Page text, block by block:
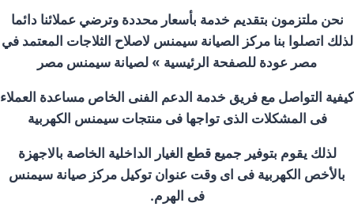
نحن ملتزمون بتقديم خدمة بأسعار محددة وترضي عملائنا دائما
لذلك اتصلوا بنا مركز الصيانة سيمنس لاصلاح الثلاجات المعتمد في
مصر عودة للصفحة الرئيسية » لصيانة سيمنس مصر
كيفية التواصل مع فريق خدمة الدعم الفنى الخاص مساعدة العملاء
فى المشكلات الذى تواجها فى منتجات سيمنس الكهربية
لذلك يقوم بتوفير جميع قطع الغيار الداخلية الخاصة بالاجهزة
بالأخص الكهربية فى اى وقت عنوان توكيل مركز صيانة سيمنس
فى الهرم.